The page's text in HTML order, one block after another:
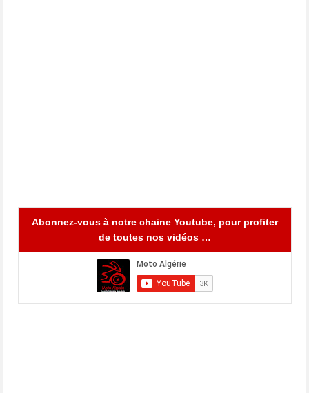
Abonnez-vous à notre chaine Youtube, pour profiter
de toutes nos vidéos …